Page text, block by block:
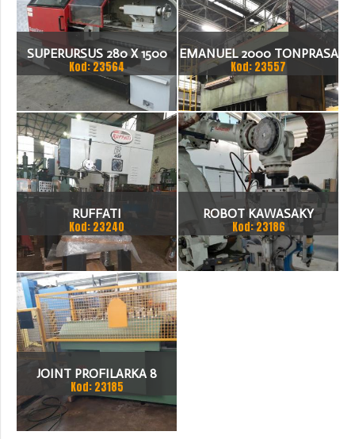
SUPERURSUS 280 X 1500
TOKARKA
Kod: 23564
EMANUEL 2000 TONPRASA
HYDRAULICZNA 3200 X
2000
Kod: 23557
RUFFATI
Kod: 23240
ROBOT KAWASAKY
Kod: 23186
JOINT PROFILARKA 8
STACJI
Kod: 23185